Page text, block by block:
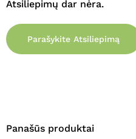
Atsiliepimų dar nėra.
Parašykite Atsiliepimą
Panašūs produktai